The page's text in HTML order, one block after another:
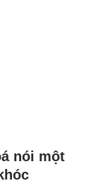
nói một